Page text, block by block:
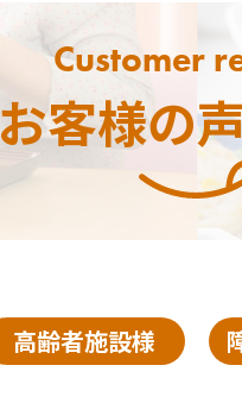
Customer
お客様の
高齢者施設様